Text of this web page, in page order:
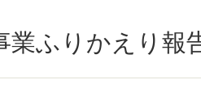
業ふりかえり報